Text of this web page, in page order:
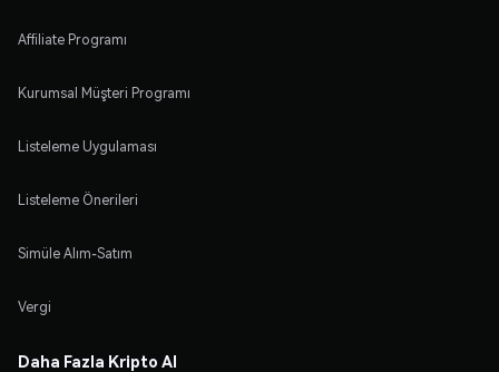
Affiliate Programı
Kurumsal Müşteri Programı
Listeleme Uygulaması
Listeleme Önerileri
Simüle Alım-Satım
Vergi
Daha Fazla Kripto Al